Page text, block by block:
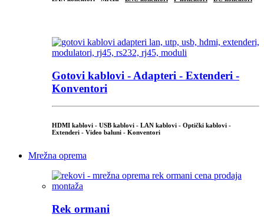
Gotovi kablovi - Adapteri - Extenderi -
Konventori
HDMI kablovi - USB kablovi - LAN kablovi - Optički kablovi -
Extenderi - Video baluni - Konventori
Mrežna oprema
Rek ormani